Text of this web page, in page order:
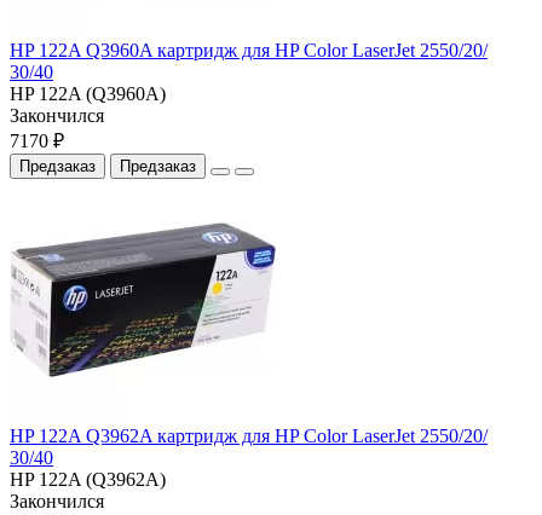
HP 122A Q3960A картридж для HP Color LaserJet 2550/20/
30/40
HP 122A (Q3960A)
Закончился
7170 ₽
Предзаказ Предзаказ
HP 122A Q3962A картридж для HP Color LaserJet 2550/20/
30/40
HP 122A (Q3962A)
Закончился